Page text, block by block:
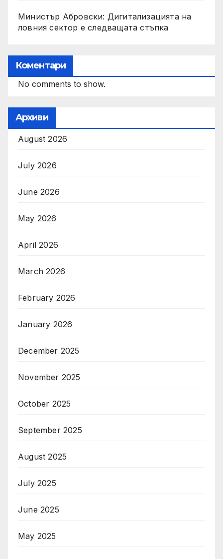
Министър Абровски: Дигитализацията на
ловния сектор е следващата стъпка
Коментари
No comments to show.
Архиви
August 2026
July 2026
June 2026
May 2026
April 2026
March 2026
February 2026
January 2026
December 2025
November 2025
October 2025
September 2025
August 2025
July 2025
June 2025
May 2025